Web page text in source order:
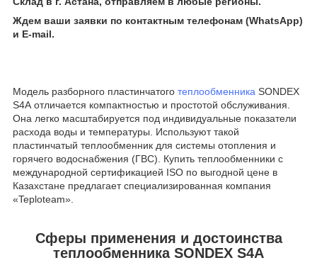
Ждем ваши заявки по контактным телефонам (WhatsApp)
и Е-mail.
Модель разборного пластинчатого теплообменника SONDEX
S4А отличается компактностью и простотой обслуживания.
Она легко масштабируется под индивидуальные показатели
расхода воды и температуры. Используют такой
пластинчатый теплообменник для системы отопления и
горячего водоснабжения (ГВС). Купить теплообменники с
международной сертификацией ISO по выгодной цене в
Казахстане предлагает специализированная компания
«Teploteam».
Сферы применения и достоинства
теплообменника SONDEX S4А